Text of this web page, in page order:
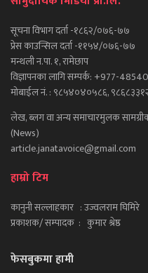
सूचना विभाग दर्ता -१८६२/०७६-७७
प्रेस काउन्सिल दर्ता -११५४/०७६-७७
मन्थली न.पा. १, रामेछाप
विज्ञापनका लागि सम्पर्क: +977-
मोबाईल नं. : ९८५४०४०५८६,
लेख, ब्लग वा अन्य समाचारमुलक
(News)
article.janatavoice@gmail.com
हाम्रो टिम
कानुनी सल्लाहकार : उज्वलराम घिमिरे
प्रकाशक/ सम्पादक : कुमार श्रेष्ठ
फेसबुकमा हामी